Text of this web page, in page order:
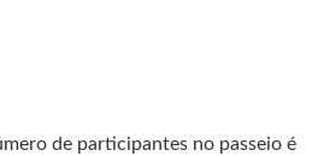
de participantes no passeio é